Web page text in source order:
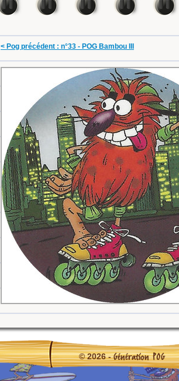
< Pog précédent : n°33 - POG Bambou III
© 2026 -Génération POG